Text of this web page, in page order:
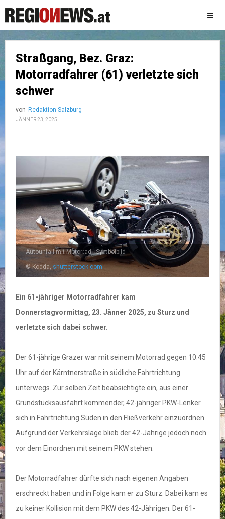
Straßgang, Bez. Graz:
Motorradfahrer (61) verletzte sich
schwer
von Redaktion Salzburg
JÄNNER 23, 2025
Autounfall mit Motorrad - Symbolbild
© Kodda, shutterstock.com
Ein 61-jähriger Motorradfahrer kam
Donnerstagvormittag, 23. Jänner 2025, zu Sturz und
verletzte sich dabei schwer.
Der 61-jährige Grazer war mit seinem Motorrad gegen 10:45
Uhr auf der Kärntnerstraße in südliche Fahrtrichtung
unterwegs. Zur selben Zeit beabsichtigte ein, aus einer
Grundstücksausfahrt kommender, 42-jähriger PKW-Lenker
sich in Fahrtrichtung Süden in den Fließverkehr einzuordnen.
Aufgrund der Verkehrslage blieb der 42-Jährige jedoch noch
vor dem Einordnen mit seinem PKW stehen.
Der Motorradfahrer dürfte sich nach eigenen Angaben
erschreckt haben und in Folge kam er zu Sturz. Dabei kam es
zu keiner Kollision mit dem PKW des 42-Jährigen. Der 61-